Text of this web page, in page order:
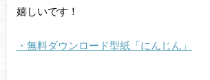
嬉しいです！
・無料ダウンロード型紙「にんじん」